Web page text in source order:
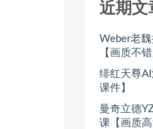
近期文
Weber老
【画质不
绯红天尊
课件】
曼奇立德
课【画质高